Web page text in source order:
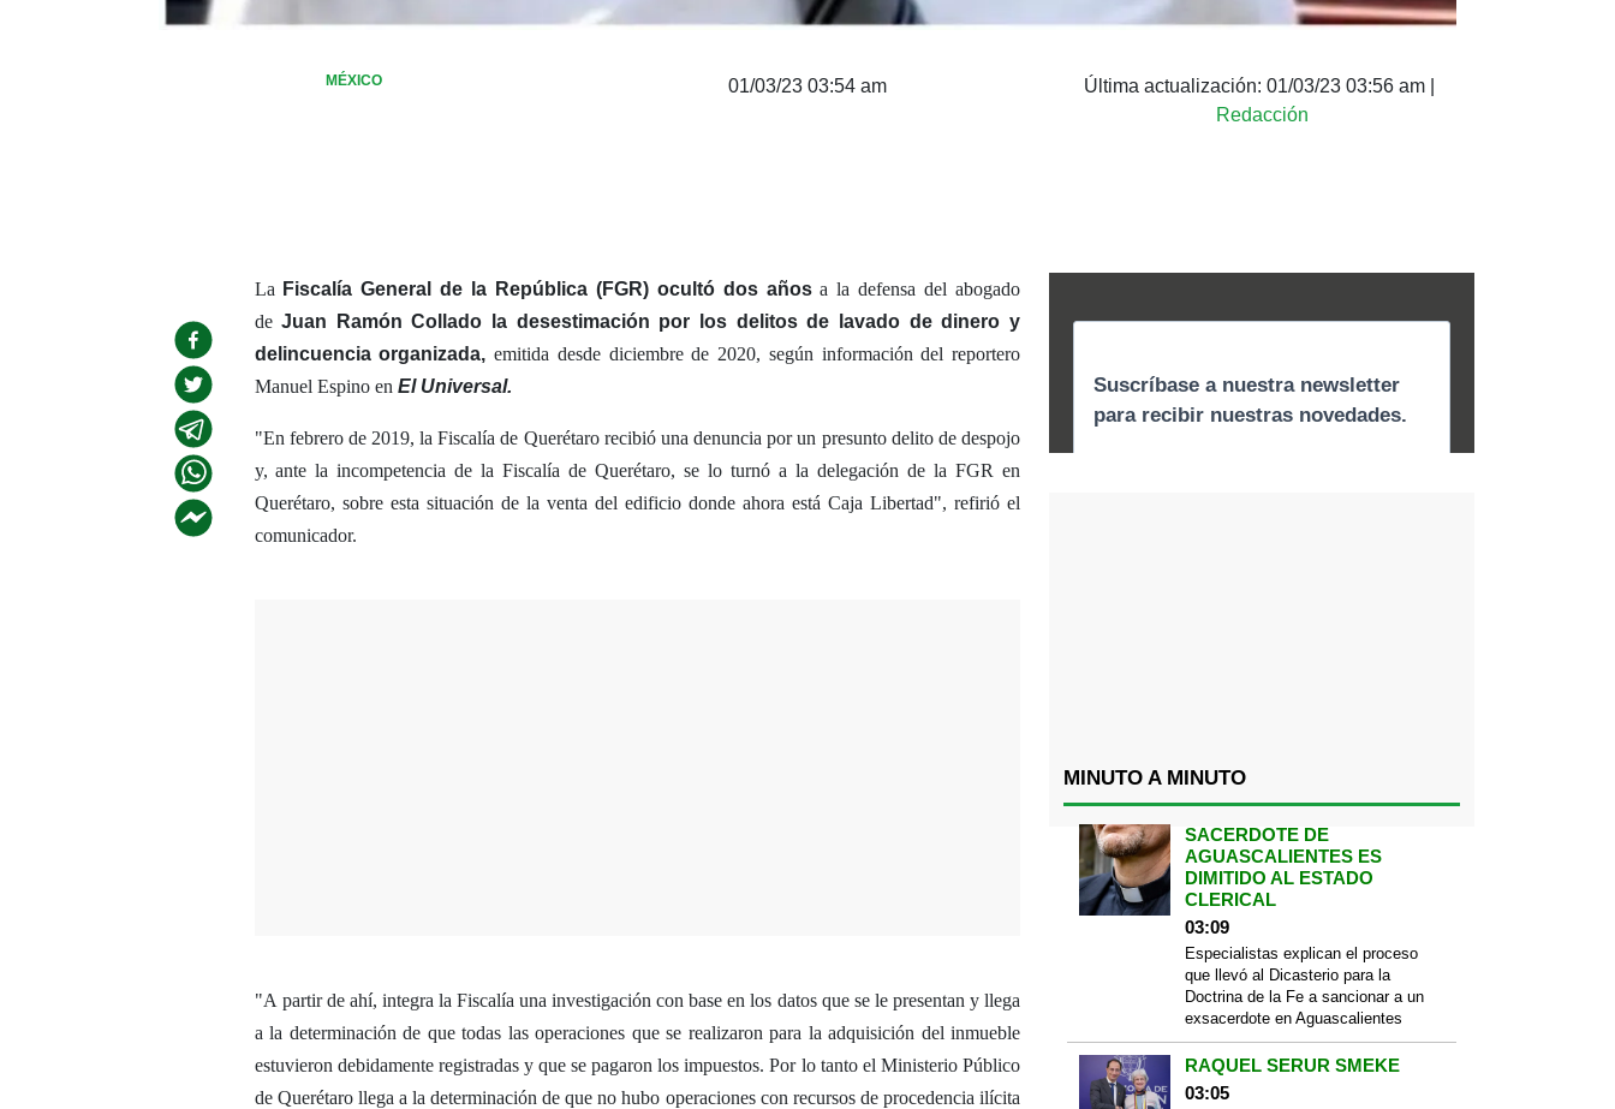
MÉXICO 01/03/23 03:54 am Última actualización: 01/03/23 03:56 am
Redacción
La Fiscalía General de la República (FGR) ocultó dos añosa la defensa del abogado
deJuan Ramón Collado
la desestimación por los delitos de lavado de dinero y
delincuencia organizada, emitida desde diciembre de 2020, según información del reportero
Manuel Espino en El Universal.
"En febrero de 2019, la Fiscalía de Querétaro recibió una denuncia por un presunto delito de despojo
y, ante la incompetencia de la Fiscalía de Querétaro, se lo turnó a la delegación de la FGR en
Querétaro, sobre esta situación de la venta del edificio donde ahora está Caja Libertad", refirió el
comunicador.
"A partir de ahí, integra la Fiscalía una investigación con base en los datos que se le presentan y llega
a la determinación de que todas las operaciones que se realizaron para la adquisición del inmueble
estuvieron debidamente registradas y que se pagaron los impuestos. Por lo tanto el Ministerio Público
de Querétaro llega a la determinación de que no hubo operaciones con recursos de procedencia ilícita
MINUTO A MINUTO
SACERDOTE DE
AGUASCALIENTES ES
DIMITIDO AL ESTADO
CLERICAL
03:09
Especialistas explican el proceso
que llevó al Dicasterio para la
Doctrina de la Fe a sancionar a un
exsacerdote en Aguascalientes
RAQUEL SERUR SMEKE
03:05